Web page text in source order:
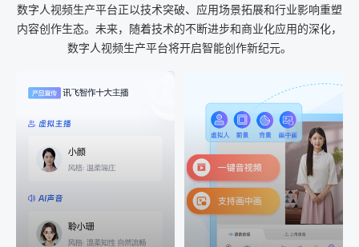
数字人视频生产平台正以技术突破、应用场景拓展和行业影响重塑
内容创作生态。未来，随着技术的不断进步和商业化应用的深化，
数字人视频生产平台将开启智能创作新纪元。
AI配音
音视频一键生成
室"中输入文本或录音，一
出
AI+音频
配音一键生成
AI+音频：基于全球领先的
TTS能力打造的AI音频制作
工具，输入文本、选择发
音人即可一键生成专业音